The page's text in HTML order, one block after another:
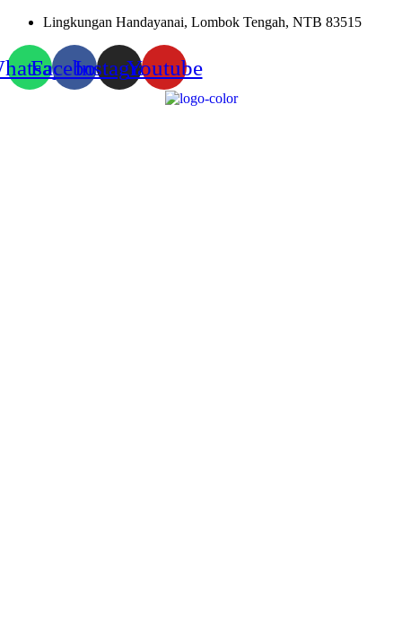
Skip
content
Lingkungan Handayanai, Lombok Tengah, NTB 83515
FacebookInstagramYoutube